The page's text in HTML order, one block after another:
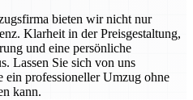
bieten wir nicht nur
Klarheit in der Preisgestaltung,
und eine persönliche
Lassen Sie sich von uns
ein professioneller Umzug ohne
kann.